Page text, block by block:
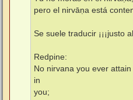
pero el nirvāṇa está
Se suele traducir ¡¡¡justo
Redpine:
No nirvana you ever
in
you;